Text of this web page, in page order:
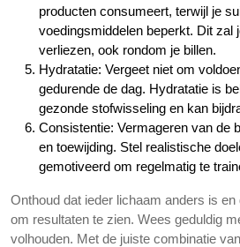
producten consumeert, terwijl je
voedingsmiddelen beperkt. Dit zal
verliezen, ook rondom je billen.
Hydratatie: Vergeet niet om
gedurende de dag. Hydratatie is
gezonde stofwisseling en kan
Consistentie: Vermageren van de
en toewijding. Stel realistische
gemotiveerd om regelmatig te
Onthoud dat ieder lichaam anders is
om resultaten te zien. Wees geduldig
volhouden. Met de juiste combinatie